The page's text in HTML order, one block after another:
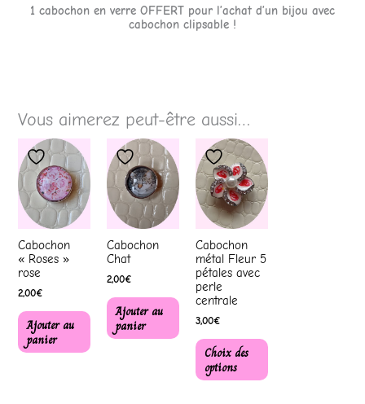
1 cabochon en verre OFFERT pour l’achat d’un bijou avec
cabochon clipsable !
Vous aimerez peut-être aussi…
Cabochon
« Roses »
rose
2,00€
Ajouter au
panier
Cabochon
Chat
2,00€
Ajouter au
panier
Cabochon
métal Fleur 5
pétales avec
perle
centrale
3,00€
Choix des
options
plusieurs